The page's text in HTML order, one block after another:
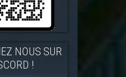
NOUS SUR
!